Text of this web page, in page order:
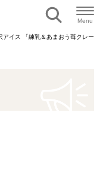
Menu
アイス 「練乳＆あまおう苺クレー